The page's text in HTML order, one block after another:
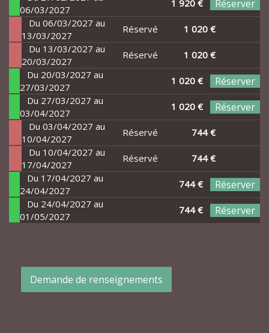
06/03/2027
1 920 € Réserver
Du 06/03/2027 au
13/03/2027
Réservé
1 020 €
Du 13/03/2027 au
20/03/2027
Réservé
1 020 €
Du 20/03/2027 au
27/03/2027
1 020 € Réserver
Du 27/03/2027 au
03/04/2027
1 020 € Réserver
Du 03/04/2027 au
10/04/2027
Réservé
744 €
Du 10/04/2027 au
17/04/2027
Réservé
744 €
Du 17/04/2027 au
24/04/2027
744 € Réserver
Du 24/04/2027 au
01/05/2027
744 € Réserver
Demande de renseignements